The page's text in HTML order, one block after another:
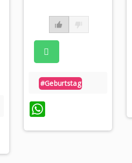
#geburtstag